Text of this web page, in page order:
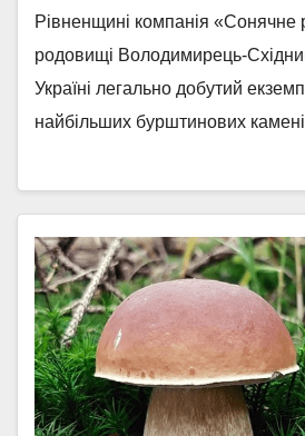
Рівненщині компанія «Сонячне
родовищі Володимирець-
Україні легально добутий
найбільших бурштинових